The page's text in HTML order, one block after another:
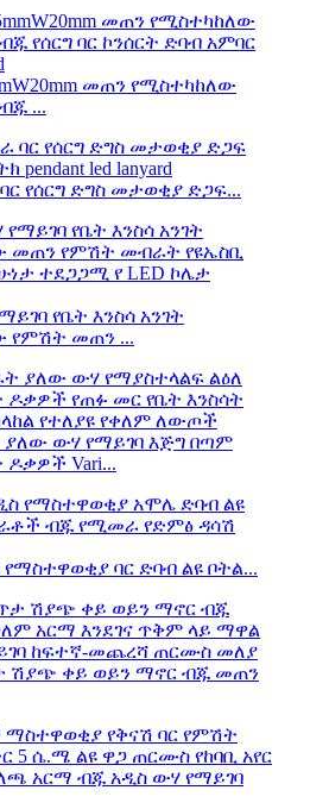
መጠን የሚስተካከለው
...
የሰርግ ድግስ መታወቂያ ድጋፍ...
የቤት እንስሳ አንገት
የምሽት መጠን ...
ውሃ የማይገባ እጅግ በጣም
Vari...
የማስተዋወቂያ ባር ድባብ ልዩ ቦትል...
ሽያጭ ቀይ ወይን ማኖር ብጁ መጠን